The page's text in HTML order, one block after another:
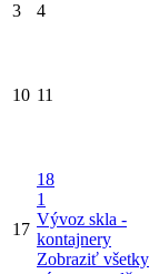
3 4
10 11
17
18
1
Vývoz skla -
kontajnery
Zobraziť všetky